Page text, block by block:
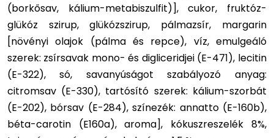
(borkősav, kálium-metabiszulfit)], cukor, fruktóz-
glükóz szirup, glükózszirup, pálmazsír, margarin
[növényi olajok (pálma és repce), víz, emulgeáló
szerek: zsírsavak mono- és digliceridjei (E-471), lecitin
(E-322), só, savanyúságot szabályozó anyag:
citromsav (E-330), tartósító szerek: kálium-szorbát
(E-202), bórsav (E-284), színezék: annatto (E-160b),
béta-carotin (E160a), aroma], kókuszreszelék 8%,